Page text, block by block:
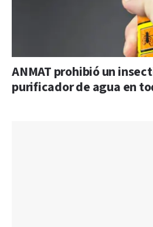
ANMAT prohibió un
purificador de agua en